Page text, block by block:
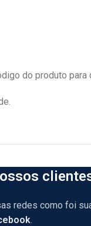
do produto para
redes como foi
.